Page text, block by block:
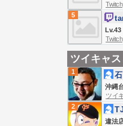
スロ
Twitch
5
Lv.43
ズン
Twitch
ツイキャス
1
沖縄
ノリ
ツイ
2
違法